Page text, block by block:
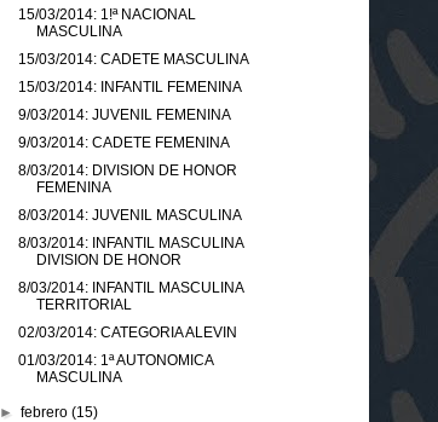
15/03/2014: 1!ª NACIONAL
MASCULINA
15/03/2014: CADETE MASCULINA
15/03/2014: INFANTIL FEMENINA
9/03/2014: JUVENIL FEMENINA
9/03/2014: CADETE FEMENINA
8/03/2014: DIVISION DE HONOR
FEMENINA
8/03/2014: JUVENIL MASCULINA
8/03/2014: INFANTIL MASCULINA
DIVISION DE HONOR
8/03/2014: INFANTIL MASCULINA
TERRITORIAL
02/03/2014: CATEGORIA ALEVIN
01/03/2014: 1ª AUTONOMICA
MASCULINA
►febrero(15)